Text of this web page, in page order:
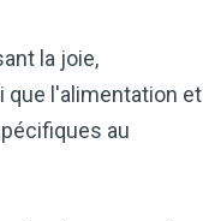
la joie,
que l'alimentation et
au
il constitue un allié
de pomme
!